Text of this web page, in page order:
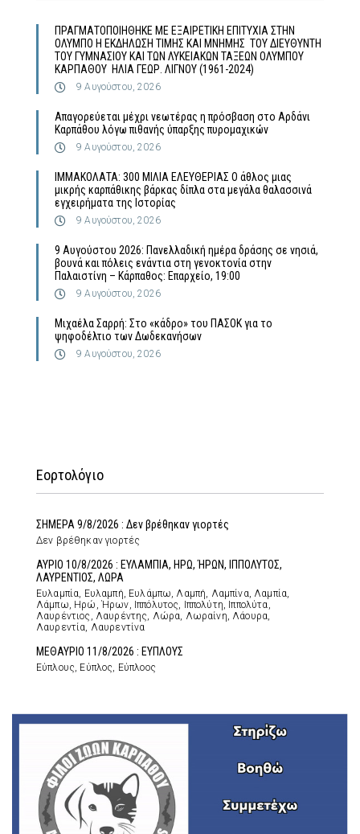
ΠΡΑΓΜΑΤΟΠΟΙΗΘΗΚΕ ΜΕ ΕΞΑΙΡΕΤΙΚΗ ΕΠΙΤΥΧΙΑ ΣΤΗΝ
ΟΛΥΜΠΟ Η ΕΚΔΗΛΩΣΗ ΤΙΜΗΣ ΚΑΙ ΜΝΗΜΗΣ ΤΟΥ ΔΙΕΥΘΥΝΤΗ
ΤΟΥ ΓΥΜΝΑΣΙΟΥ ΚΑΙ ΤΩΝ ΛΥΚΕΙΑΚΩΝ ΤΑΞΕΩΝ ΟΛΥΜΠΟΥ
ΚΑΡΠΑΘΟΥ ΗΛΙΑ ΓΕΩΡ. ΛΙΓΝΟΥ (1961-2024)
9 Αυγούστου, 2026
Απαγορεύεται μέχρι νεωτέρας η πρόσβαση στο Αρδάνι
Καρπάθου λόγω πιθανής ύπαρξης πυρομαχικών
9 Αυγούστου, 2026
ΙΜΜΑΚΟΛΑΤΑ: 300 ΜΙΛΙΑ ΕΛΕΥΘΕΡΙΑΣ Ο άθλος μιας
μικρής καρπάθικης βάρκας δίπλα στα μεγάλα θαλασσινά
εγχειρήματα της Ιστορίας
9 Αυγούστου, 2026
9 Αυγούστου 2026: Πανελλαδική ημέρα δράσης σε νησιά,
βουνά και πόλεις ενάντια στη γενοκτονία στην
Παλαιστίνη – Κάρπαθος: Επαρχείο, 19:00
9 Αυγούστου, 2026
Μιχαέλα Σαρρή: Στο «κάδρο» του ΠΑΣΟΚ για το
ψηφοδέλτιο των Δωδεκανήσων
9 Αυγούστου, 2026
Εορτολόγιο
ΣΗΜΕΡΑ 9/8/2026 : Δεν βρέθηκαν γιορτές
Δεν βρέθηκαν γιορτές
ΑΥΡΙΟ 10/8/2026 : ΕΥΛΑΜΠΙΑ, ΗΡΩ, ΉΡΩΝ, ΙΠΠΟΛΥΤΟΣ,
ΛΑΥΡΕΝΤΙΟΣ, ΛΩΡΑ
Ευλαμπία, Ευλαμπή, Ευλάμπω, Λαμπή, Λαμπίνα, Λαμπία,
Λάμπω, Ηρώ, Ήρων, Ιππόλυτος, Ιππολύτη, Ιππολύτα,
Λαυρέντιος, Λαυρέντης, Λώρα, Λωραίνη, Λάουρα,
Λαυρεντία, Λαυρεντίνα
ΜΕΘΑΥΡΙΟ 11/8/2026 : ΕΥΠΛΟΥΣ
Εύπλους, Εύπλος, Εύπλοος